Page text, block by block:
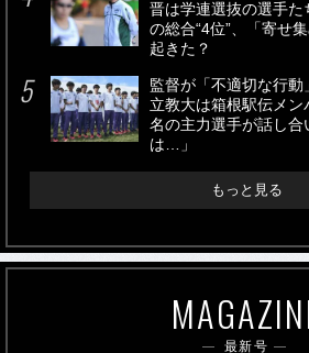
晋は学連選抜の選手
の総合“4位”、「寄せ
起きた？
監督が「不適切な行
立教大は箱根駅伝メ
名の主力選手が話し
は…」
もっと見る
最新号